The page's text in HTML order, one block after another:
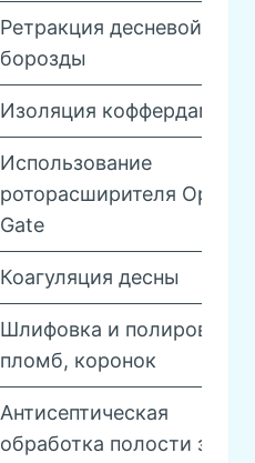
Ретракция десневой
борозды
Изоляция коффердамом
Использование
роторасширителя Optra
Gate
Коагуляция десны
Шлифовка и полировка
пломб, коронок
Антисептическая
обработка полости зуба